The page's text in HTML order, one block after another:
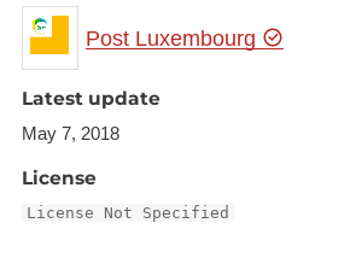
Post Luxembourg
Latest update
May 7, 2018
License
License Not Specified